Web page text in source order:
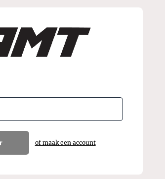
of maak een account